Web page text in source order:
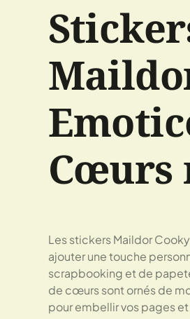
Cœurs
Les stickers Maildor
ajouter une touche
scrapbooking et de
de cœurs sont ornés de
pour embellir vos pages